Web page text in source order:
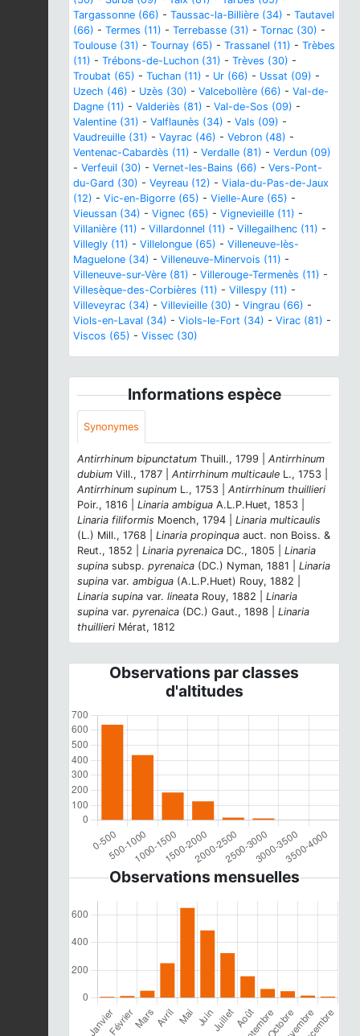
Targassonne (66) - Taussac-la-Billière (34) - Tautavel
(66) - Termes (11) - Terrebasse (31) - Tornac (30) -
Toulouse (31) - Tournay (65) - Trassanel (11) - Trèbes
(11) - Trébons-de-Luchon (31) - Trèves (30) -
Troubat (65) - Tuchan (11) - Ur (66) - Ussat (09) -
Uzech (46) - Uzès (30) - Valcebollère (66) - Val-de-
Dagne (11) - Valderiès (81) - Val-de-Sos (09) -
Valentine (31) - Valflaunès (34) - Vals (09) -
Vaudreuille (31) - Vayrac (46) - Vebron (48) -
Ventenac-Cabardès (11) - Verdalle (81) - Verdun (09)
- Verfeuil (30) - Vernet-les-Bains (66) - Vers-Pont-
du-Gard (30) - Veyreau (12) - Viala-du-Pas-de-Jaux
(12) - Vic-en-Bigorre (65) - Vielle-Aure (65) -
Vieussan (34) - Vignec (65) - Vignevieille (11) -
Villanière (11) - Villardonnel (11) - Villegailhenc (11) -
Villegly (11) - Villelongue (65) - Villeneuve-lès-
Maguelone (34) - Villeneuve-Minervois (11) -
Villeneuve-sur-Vère (81) - Villerouge-Termenès (11) -
Villesèque-des-Corbières (11) - Villespy (11) -
Villeveyrac (34) - Villevieille (30) - Vingrau (66) -
Viols-en-Laval (34) - Viols-le-Fort (34) - Virac (81) -
Viscos (65) - Vissec (30)
Informations espèce
Synonymes
Antirrhinum bipunctatum Thuill., 1799 | Antirrhinum
dubium Vill., 1787 | Antirrhinum multicaule L., 1753 |
Antirrhinum supinum L., 1753 | Antirrhinum thuillieri
Poir., 1816 | Linaria ambigua A.L.P.Huet, 1853 |
Linaria filiformis Moench, 1794 | Linaria multicaulis
(L.) Mill., 1768 | Linaria propinqua auct. non Boiss. &
Reut., 1852 | Linaria pyrenaica DC., 1805 | Linaria
supina subsp. pyrenaica (DC.) Nyman, 1881 | Linaria
supina var. ambigua (A.L.P.Huet) Rouy, 1882 |
Linaria supina var. lineata Rouy, 1882 | Linaria
supina var. pyrenaica (DC.) Gaut., 1898 | Linaria
thuillieri Mérat, 1812
Observations par classes
d'altitudes
Observations mensuelles